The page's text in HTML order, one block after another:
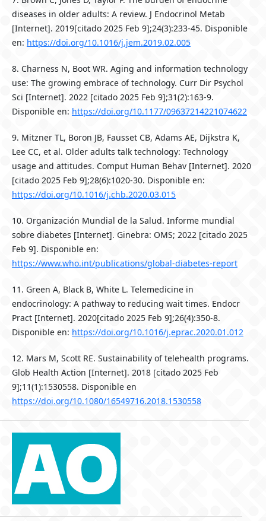
diseases in older adults: A review. J Endocrinol Metab
[Internet]. 2019[citado 2025 Feb 9];24(3):233-45. Disponible
en: https://doi.org/10.1016/j.jem.2019.02.005
8. Charness N, Boot WR. Aging and information technology
use: The growing embrace of technology. Curr Dir Psychol
Sci [Internet]. 2022 [citado 2025 Feb 9];31(2):163-9.
Disponible en: https://doi.org/10.1177/09637214221074622
9. Mitzner TL, Boron JB, Fausset CB, Adams AE, Dijkstra K,
Lee CC, et al. Older adults talk technology: Technology
usage and attitudes. Comput Human Behav [Internet]. 2020
[citado 2025 Feb 9];28(6):1020-30. Disponible en:
https://doi.org/10.1016/j.chb.2020.03.015
10. Organización Mundial de la Salud. Informe mundial
sobre diabetes [Internet]. Ginebra: OMS; 2022 [citado 2025
Feb 9]. Disponible en:
https://www.who.int/publications/global-diabetes-report
11. Green A, Black B, White L. Telemedicine in
endocrinology: A pathway to reducing wait times. Endocr
Pract [Internet]. 2020[citado 2025 Feb 9];26(4):350-8.
Disponible en: https://doi.org/10.1016/j.eprac.2020.01.012
12. Mars M, Scott RE. Sustainability of telehealth programs.
Glob Health Action [Internet]. 2018 [citado 2025 Feb
9];11(1):1530558. Disponible en
https://doi.org/10.1080/16549716.2018.1530558